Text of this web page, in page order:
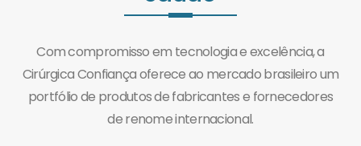
Com compromisso em tecnologia e excelência, a
Cirúrgica Confiança oferece ao mercado brasileiro um
portfólio de produtos de fabricantes e fornecedores
de renome internacional.